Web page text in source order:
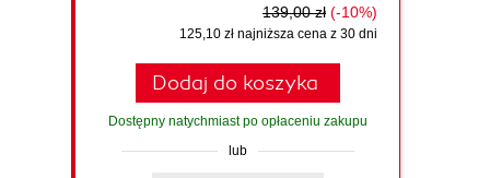
139,00 zł (-10%)
125,10 zł najniższa cena z 30 dni
Dodaj do koszyka
Dostępny natychmiast po opłaceniu zakupu
lub